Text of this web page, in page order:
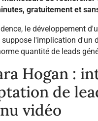
gratuitement et
le développement
l'implication d'un
quantité de leads
Hogan :
de
vidéo